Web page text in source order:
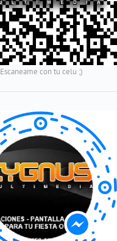
Escaneame con tu celu ;)